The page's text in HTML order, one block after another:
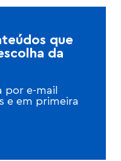
que
da
por e-mail
e em primeira